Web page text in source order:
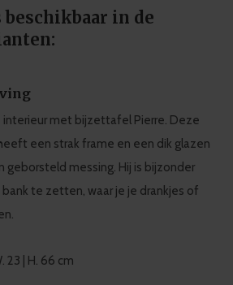
in de
interieur met bijzettafel Pierre. Deze
een strak frame en een dik glazen
geborsteld messing. Hij is bijzonder
te zetten, waar je je drankjes of
23 | H. 66 cm